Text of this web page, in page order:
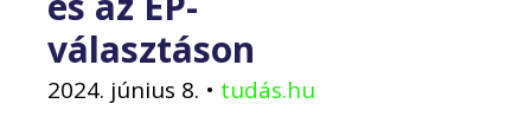
választáson
2024. június 8. • tudás.hu